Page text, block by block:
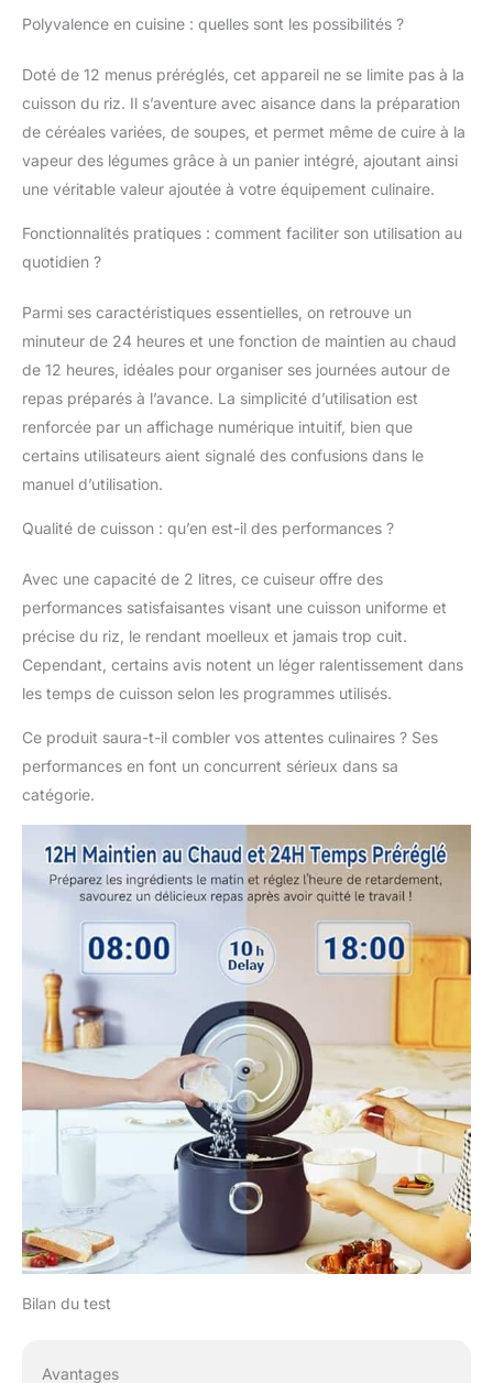
Polyvalence en cuisine : quelles sont les possibilités ?
Doté de 12 menus préréglés, cet appareil ne se limite pas à la
cuisson du riz. Il s’aventure avec aisance dans la préparation
de céréales variées, de soupes, et permet même de cuire à la
vapeur des légumes grâce à un panier intégré, ajoutant ainsi
une véritable valeur ajoutée à votre équipement culinaire.
Fonctionnalités pratiques : comment faciliter son utilisation au
quotidien ?
Parmi ses caractéristiques essentielles, on retrouve un
minuteur de 24 heures et une fonction de maintien au chaud
de 12 heures, idéales pour organiser ses journées autour de
repas préparés à l’avance. La simplicité d’utilisation est
renforcée par un affichage numérique intuitif, bien que
certains utilisateurs aient signalé des confusions dans le
manuel d’utilisation.
Qualité de cuisson : qu’en est-il des performances ?
Avec une capacité de 2 litres, ce cuiseur offre des
performances satisfaisantes visant une cuisson uniforme et
précise du riz, le rendant moelleux et jamais trop cuit.
Cependant, certains avis notent un léger ralentissement dans
les temps de cuisson selon les programmes utilisés.
Ce produit saura-t-il combler vos attentes culinaires ? Ses
performances en font un concurrent sérieux dans sa
catégorie.
Bilan du test
Avantages